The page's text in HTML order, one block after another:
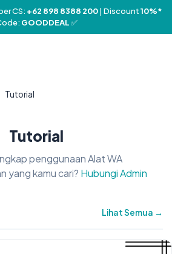
CS: +62 898 8388 200| Discount10%*
GOODDEAL✅
Tutorial
Tutorial
penggunaan Alat WA
yang kamu cari? Hubungi Admin
Lihat Semua →